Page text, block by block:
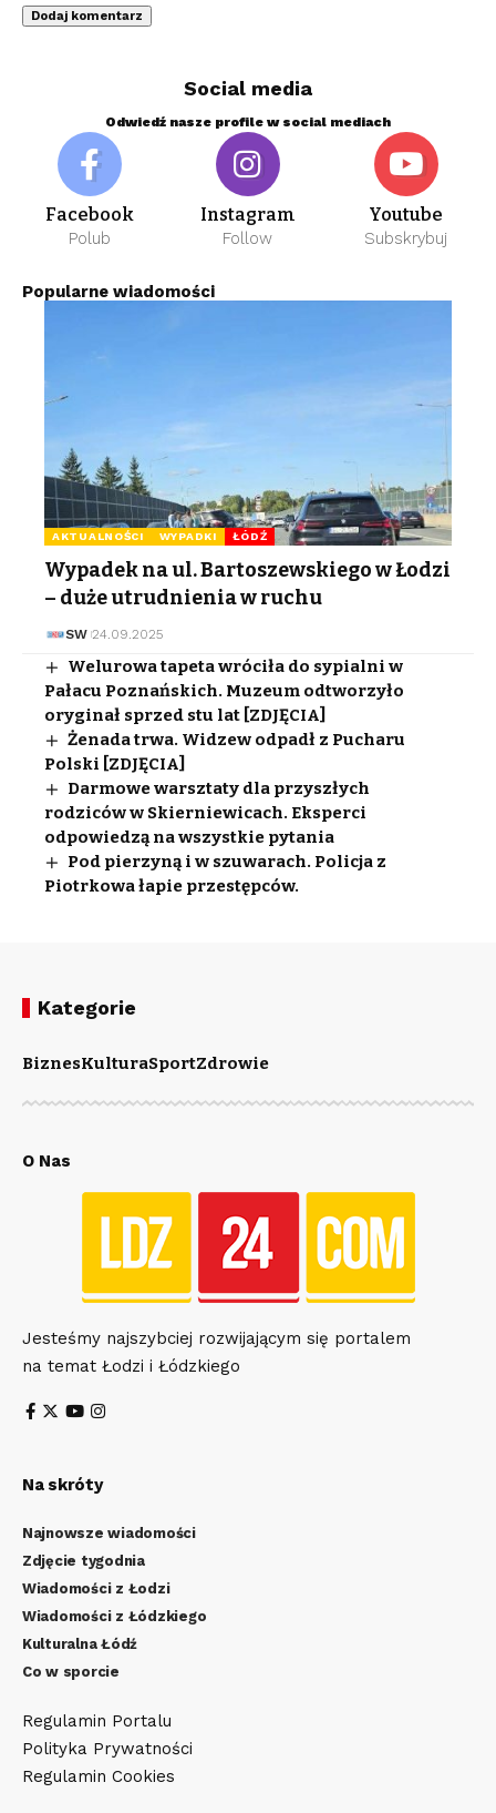
Social media
Odwiedź nasze profile w social mediach
Facebook
Polub
Instagram
Follow
Youtube
Subskrybuj
Popularne wiadomości
AKTUALNOŚCI WYPADKI ŁÓDŹ
Wypadek na ul. Bartoszewskiego w Łodzi
– duże utrudnienia w ruchu
SW 24.09.2025
Welurowa tapeta wróciła do sypialni w
Pałacu Poznańskich. Muzeum odtworzyło
oryginał sprzed stu lat [ZDJĘCIA]
Żenada trwa. Widzew odpadł z Pucharu
Polski [ZDJĘCIA]
Darmowe warsztaty dla przyszłych
rodziców w Skierniewicach. Eksperci
odpowiedzą na wszystkie pytania
Pod pierzyną i w szuwarach. Policja z
Piotrkowa łapie przestępców.
Kategorie
BiznesKulturaSportZdrowie
O Nas
Jesteśmy najszybciej rozwijającym się portalem
na temat Łodzi i Łódzkiego
Na skróty
Najnowsze wiadomości
Zdjęcie tygodnia
Wiadomości z Łodzi
Wiadomości z Łódzkiego
Kulturalna Łódź
Co w sporcie
Regulamin Portalu
Polityka Prywatności
Regulamin Cookies